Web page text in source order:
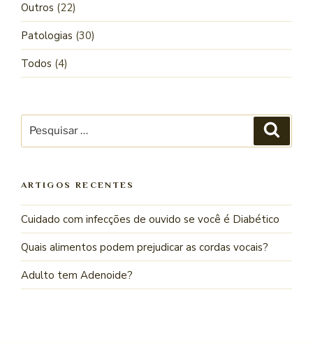
Outros (22)
Patologias (30)
Todos (4)
ARTIGOS RECENTES
Cuidado com infecções de ouvido se você é Diabético
Quais alimentos podem prejudicar as cordas vocais?
Adulto tem Adenoide?